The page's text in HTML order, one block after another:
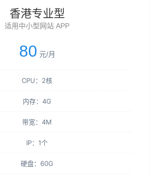
香港专业型
适用中小型网站 APP
80 元/月
CPU：2核
内存：4G
带宽：4M
IP：1个
硬盘：60G